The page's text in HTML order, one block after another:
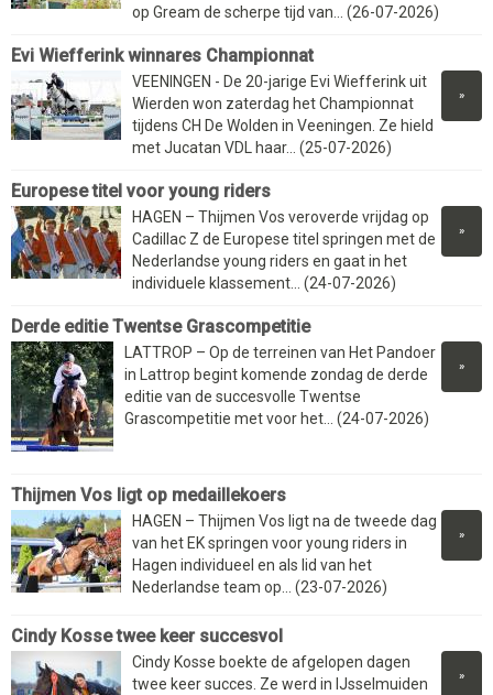
op Gream de scherpe tijd van... (26-07-2026)
Evi Wiefferink winnares Championnat
»
VEENINGEN - De 20-jarige Evi Wiefferink uit
Wierden won zaterdag het Championnat
tijdens CH De Wolden in Veeningen. Ze hield
met Jucatan VDL haar... (25-07-2026)
Europese titel voor young riders
»
HAGEN – Thijmen Vos veroverde vrijdag op
Cadillac Z de Europese titel springen met de
Nederlandse young riders en gaat in het
individuele klassement... (24-07-2026)
Derde editie Twentse Grascompetitie
»
LATTROP – Op de terreinen van Het Pandoer
in Lattrop begint komende zondag de derde
editie van de succesvolle Twentse
Grascompetitie met voor het... (24-07-2026)
Thijmen Vos ligt op medaillekoers
»
HAGEN – Thijmen Vos ligt na de tweede dag
van het EK springen voor young riders in
Hagen individueel en als lid van het
Nederlandse team op... (23-07-2026)
Cindy Kosse twee keer succesvol
»
Cindy Kosse boekte de afgelopen dagen
twee keer succes. Ze werd in IJsselmuiden